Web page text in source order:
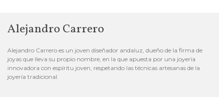
Alejandro Carrero
Alejandro Carrero es un joven diseñador andaluz, dueño de la firma de
joyas que lleva su propio nombre, en la que apuesta por una joyería
innovadora con espíritu joven, respetando las técnicas artesanas de la
joyería tradicional.